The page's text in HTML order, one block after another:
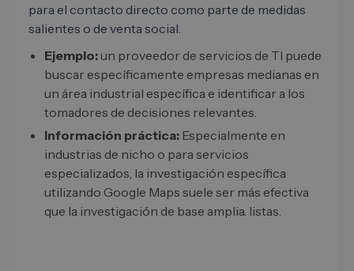
para el contacto directo como parte de medidas
salientes o de venta social.
Ejemplo:un proveedor de servicios de TI puede
buscar específicamente empresas medianas en
un área industrial específica e identificar a los
tomadores de decisiones relevantes.
Información práctica: Especialmente en
industrias de nicho o para servicios
especializados, la investigación específica
utilizando Google Maps suele ser más efectiva
que la investigación de base amplia. listas.